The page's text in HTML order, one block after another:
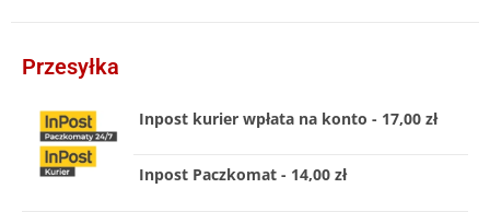
Przesyłka
Inpost kurier wpłata na konto - 17,00 zł
Inpost Paczkomat - 14,00 zł